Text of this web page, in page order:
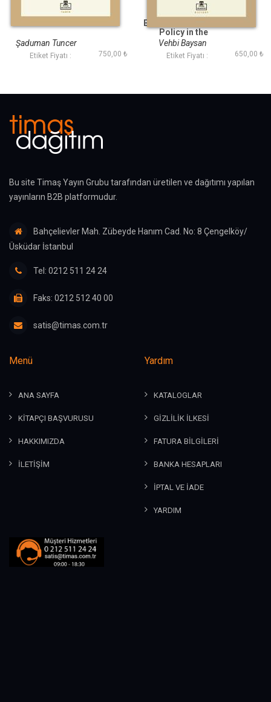
Şaduman Tuncer
Etiket Fiyatı : 750,00 ₺
Education and State
Policy in the
Nineteenth Century
Ottoman Empire
Vehbi Baysan
Etiket Fiyatı : 650,00 ₺
Bu site Timaş Yayın Grubu tarafından üretilen ve dağıtımı yapılan
yayınların B2B platformudur.
Bahçelievler Mah. Zübeyde Hanım Cad. No: 8 Çengelköy/
Üsküdar İstanbul
Tel: 0212 511 24 24
Faks: 0212 512 40 00
satis@timas.com.tr
Menü
ANA SAYFA
KİTAPÇI BAŞVURUSU
HAKKIMIZDA
İLETİŞİM
Yardım
KATALOGLAR
GİZLİLİK İLKESİ
FATURA BİLGİLERİ
BANKA HESAPLARI
İPTAL VE İADE
YARDIM